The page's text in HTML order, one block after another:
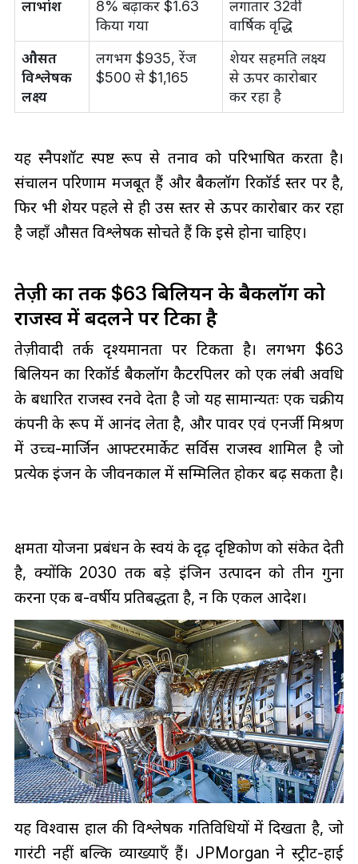
लाभांश
8% बढ़ाकर $1.63
किया गया
लगातार 32वीं
वार्षिक वृद्धि
औसत
विश्लेषक
लक्ष्य
लगभग $935, रेंज
$500 से $1,165
शेयर सहमति लक्ष्य
से ऊपर कारोबार
कर रहा है
यह स्नैपशॉट स्पष्ट रूप से तनाव को परिभाषित करता है।
संचालन परिणाम मजबूत हैं और बैकलॉग रिकॉर्ड स्तर पर है,
फिर भी शेयर पहले से ही उस स्तर से ऊपर कारोबार कर रहा
है जहाँ औसत विश्लेषक सोचते हैं कि इसे होना चाहिए।
तेज़ी का तर्क $63 बिलियन के बैकलॉग को
राजस्व में बदलने पर टिका है
तेज़ीवादी तर्क दृश्यमानता पर टिकता है। लगभग $63
बिलियन का रिकॉर्ड बैकलॉग कैटरपिलर को एक लंबी अवधि
के बधारित राजस्व रनवे देता है जो यह सामान्यतः एक चक्रीय
कंपनी के रूप में आनंद लेता है, और पावर एवं एनर्जी मिश्रण
में उच्च-मार्जिन आफ्टरमार्केट सर्विस राजस्व शामिल है जो
प्रत्येक इंजन के जीवनकाल में सम्मिलित होकर बढ़ सकता है।
क्षमता योजना प्रबंधन के स्वयं के दृढ़ दृष्टिकोण को संकेत देती
है, क्योंकि 2030 तक बड़े इंजिन उत्पादन को तीन गुना
करना एक बहु-वर्षीय प्रतिबद्धता है, न कि एकल आदेश।
यह विश्वास हाल की विश्लेषक गतिविधियों में दिखता है, जो
गारंटी नहीं बल्कि व्याख्याएँ हैं। JPMorgan ने स्ट्रीट-हाई